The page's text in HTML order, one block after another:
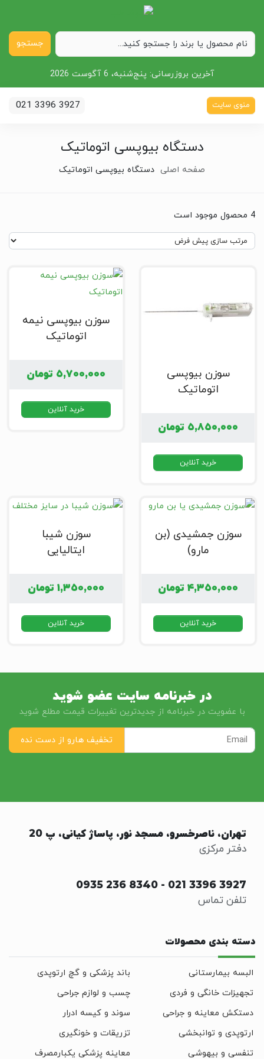
جستجو
آخرین بروزرسانی: پنج‌شنبه، 6 آگوست 2026
منوی سایت 021 3396 3927
دستگاه بیوپسی اتوماتیک
صفحه اصلی دستگاه بیوپسی اتوماتیک
4 محصول موجود است
سوزن بیوپسی
اتوماتیک
۵,۸۵۰,۰۰۰ تومان
خرید آنلاین
سوزن بیوپسی نیمه
اتوماتیک
۵,۷۰۰,۰۰۰ تومان
خرید آنلاین
سوزن جمشیدی (بن
مارو)
۴,۳۵۰,۰۰۰ تومان
خرید آنلاین
سوزن شیبا
ایتالیایی
۱,۳۵۰,۰۰۰ تومان
خرید آنلاین
در خبرنامه سایت عضو شوید
با عضویت در خبرنامه از جدیدترین تغییرات قیمت مطلع شوید
تهران، ناصرخسرو، مسجد نور، پاساژ کیانی، پ 20
دفتر مرکزی
021 3396 3927
-
0935 236 8340
تلفن تماس
دسته بندی محصولات
البسه بیمارستانی
باند پزشکی و گچ ارتوپدی
تجهیزات خانگی و فردی
چسب و لوازم جراحی
دستکش معاینه و جراحی
سوند و کیسه ادرار
ارتوپدی و توانبخشی
تزریقات و خونگیری
تنفسی و بیهوشی
معاینه پزشکی یکبارمصرف